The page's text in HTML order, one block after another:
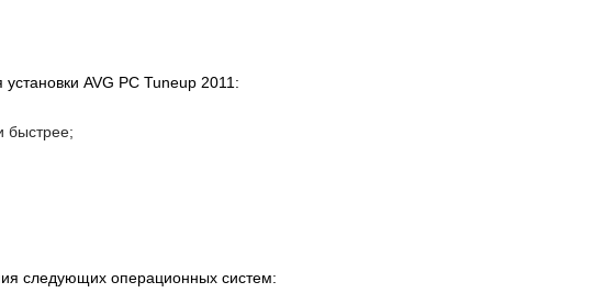
AVG PC Tuneup 2011:
быстрее;
следующих операционных систем: